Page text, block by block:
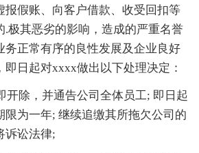
报假账、向客户借款、收受回扣等
.极其恶劣的影响，造成的严重名誉
务正常有序的良性发展及企业良好
即日起对xxxx做出以下处理决定：
开除，并通告公司全体员工; 即日起
限为一年; 继续追缴其所拖欠公司的
诉讼法律;